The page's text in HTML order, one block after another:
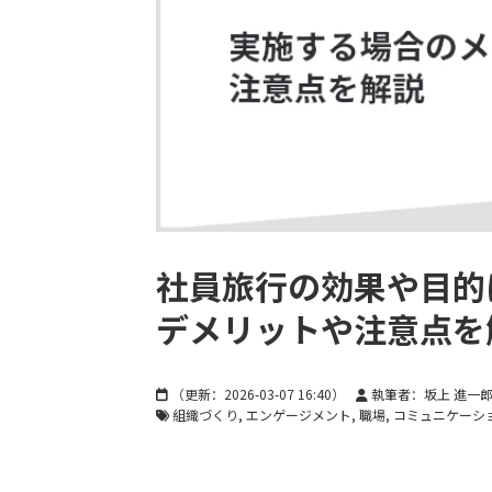
社員旅行の効果や目
デメリットや注意点
（更新： 2026-03-07 16:40）
執筆者：坂上 進一郎
組織づくり エンゲージメント 職場 コミュニケーシ